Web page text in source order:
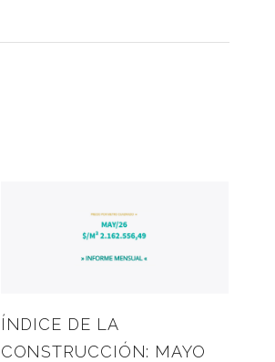
ÍNDICE DE LA
CONSTRUCCIÓN: MAYO